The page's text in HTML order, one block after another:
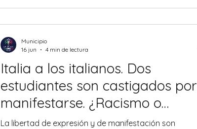
Italia a los italianos. Dos
estudiantes son castigados por
manifestarse. ¿Racismo o
nacionalismo sano?
La libertad de expresión y de manifestación son
Municipio
16 jun
4 min de lectura